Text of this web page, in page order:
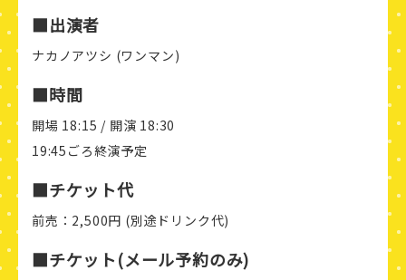
■出演者
ナカノアツシ (ワンマン)
■時間
開場 18:15 / 開演 18:30
19:45ごろ終演予定
■チケット代
前売：2,500円 (別途ドリンク代)
■チケット(メール予約のみ)